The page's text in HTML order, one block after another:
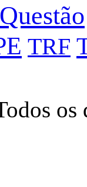
Questão
TRF